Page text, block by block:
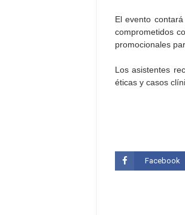
El evento
comprometidos
promocionales
Los asistentes
éticas y casos
Facebook